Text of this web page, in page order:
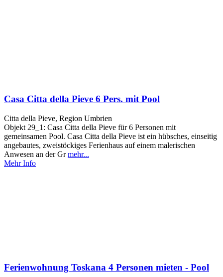
Casa Citta della Pieve 6 Pers. mit Pool
Citta della Pieve, Region Umbrien
Objekt 29_1: Casa Citta della Pieve für 6 Personen mit
gemeinsamen Pool. Casa Citta della Pieve ist ein hübsches, einseitig
angebautes, zweistöckiges Ferienhaus auf einem malerischen
Anwesen an der Grmehr...
Mehr Info
Ferienwohnung Toskana 4 Personen mieten - Pool